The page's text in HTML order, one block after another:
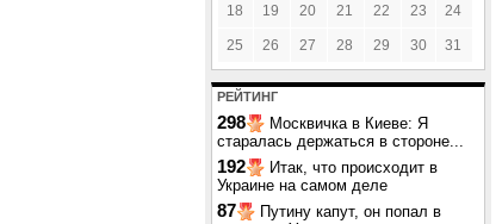
18 19 20 21 22 23 24
25 26 27 28 29 30 31
РЕЙТИНГ
298
Москвичка в Киеве: Я
старалась держаться в стороне...
192
Итак, что происходит в
Украине на самом деле
87
Путину капут, он попал в